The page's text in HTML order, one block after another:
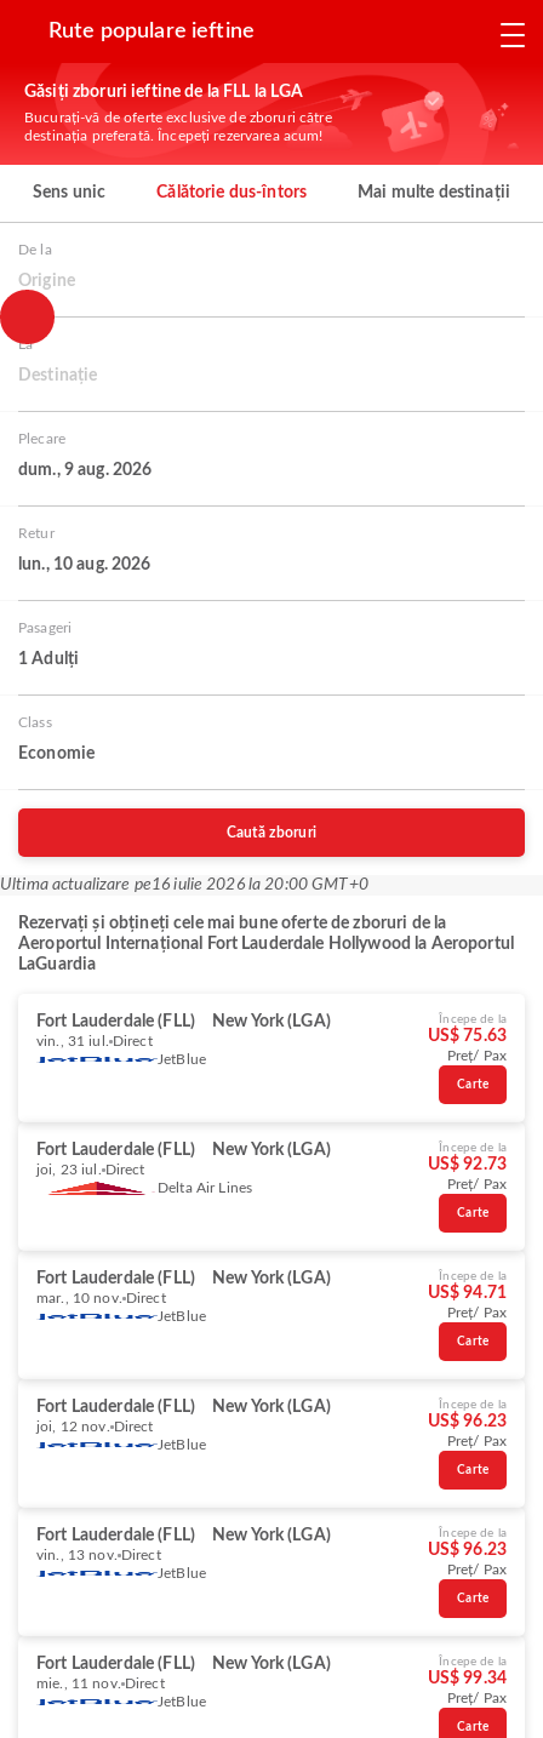
Rute populare ieftine
Găsiți zboruri ieftine de la FLL la LGA
Bucurați-vă de oferte exclusive de zboruri către
destinația preferată. Începeți rezervarea acum!
Sens unic Călătorie dus-întors Mai multe destinații
De la
Origine
La
Destinație
Plecare
dum., 9 aug. 2026
Retur
lun., 10 aug. 2026
Pasageri
1 Adulți
Class
Economie
Caută zboruri
Ultima actualizare pe16 iulie 2026 la 20:00 GMT+0
Rezervați și obțineți cele mai bune oferte de zboruri de la
Aeroportul Internațional Fort Lauderdale Hollywood la Aeroportul
LaGuardia
Fort Lauderdale (FLL) New York (LGA)
vin., 31 iul.
Direct
JetBlue
Începe de la
US$ 75.63
Preț/ Pax
Carte
Fort Lauderdale (FLL) New York (LGA)
joi, 23 iul.
Direct
Delta Air Lines
Începe de la
US$ 92.73
Preț/ Pax
Carte
Fort Lauderdale (FLL) New York (LGA)
mar., 10 nov. Direct
JetBlue
Începe de la
US$ 94.71
Preț/ Pax
Carte
Fort Lauderdale (FLL) New York (LGA)
joi, 12 nov. Direct
JetBlue
Începe de la
US$ 96.23
Preț/ Pax
Carte
Fort Lauderdale (FLL) New York (LGA)
vin., 13 nov. Direct
JetBlue
Începe de la
US$ 96.23
Preț/ Pax
Carte
Fort Lauderdale (FLL) New York (LGA)
mie., 11 nov. Direct
JetBlue
Începe de la
US$ 99.34
Preț/ Pax
Carte